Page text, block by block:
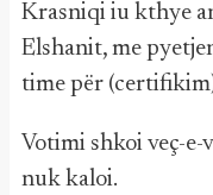
Krasniqi iu kthye
Elshanit, me
time për
Votimi shkoi veç-e-
nuk kaloi.